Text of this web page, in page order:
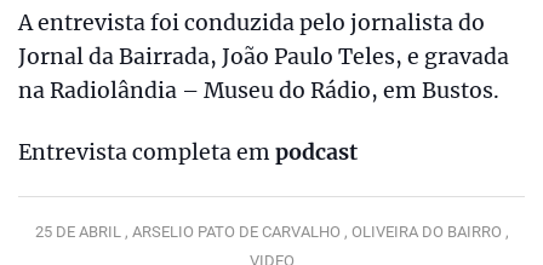
A entrevista foi conduzida pelo jornalista do
Jornal da Bairrada, João Paulo Teles, e gravada
na Radiolândia – Museu do Rádio, em Bustos.
Entrevista completa em podcast
25 DE ABRIL , ARSELIO PATO DE CARVALHO , OLIVEIRA DO BAIRRO ,
VIDEO